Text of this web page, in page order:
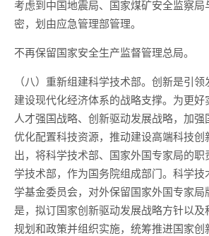
考虑到中国地震局、国家煤矿安全监察局
密，划由应急管理部管理。
不再保留国家安全生产监督管理总局。
（八）重新组建科学技术部。创新是引
建设现代化经济体系的战略支撑。为更好
人才强国战略、创新驱动发展战略，加强
优化配置科技资源，推动建设高端科技创
出，将科学技术部、国家外国专家局的
学技术部，作为国务院组成部门。科学
学基金委员会，对外保留国家外国专家
是，拟订国家创新驱动发展战略方针以
规划和政策并组织实施，统筹推进国家